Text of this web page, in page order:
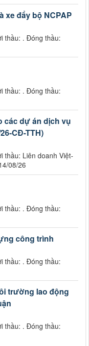
xe đẩy bộ NCPAP
thầu: . Đóng thầu:
thầu: . Đóng thầu:
các dự án dịch vụ
CĐ-TTH)
thầu: Liên doanh Việt-
08/26
thầu: . Đóng thầu:
công trình
thầu: . Đóng thầu:
trường lao động
thầu: . Đóng thầu: